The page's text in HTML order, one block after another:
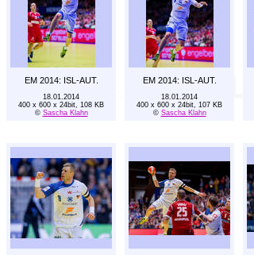
EM 2014: ISL-AUT. EM 2014: ISL-AUT.
18.01.2014
400 x 600 x 24bit, 108 KB
© Sascha Klahn
18.01.2014
400 x 600 x 24bit, 107 KB
© Sascha Klahn